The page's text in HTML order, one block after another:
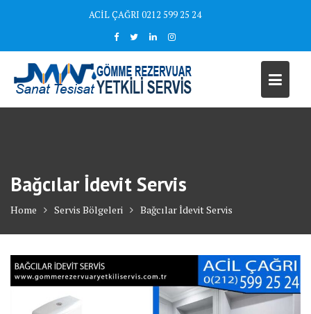
ACİL ÇAĞRI 0212 599 25 24
Bağcılar İdevit Servis
Home Servis Bölgeleri Bağcılar İdevit Servis